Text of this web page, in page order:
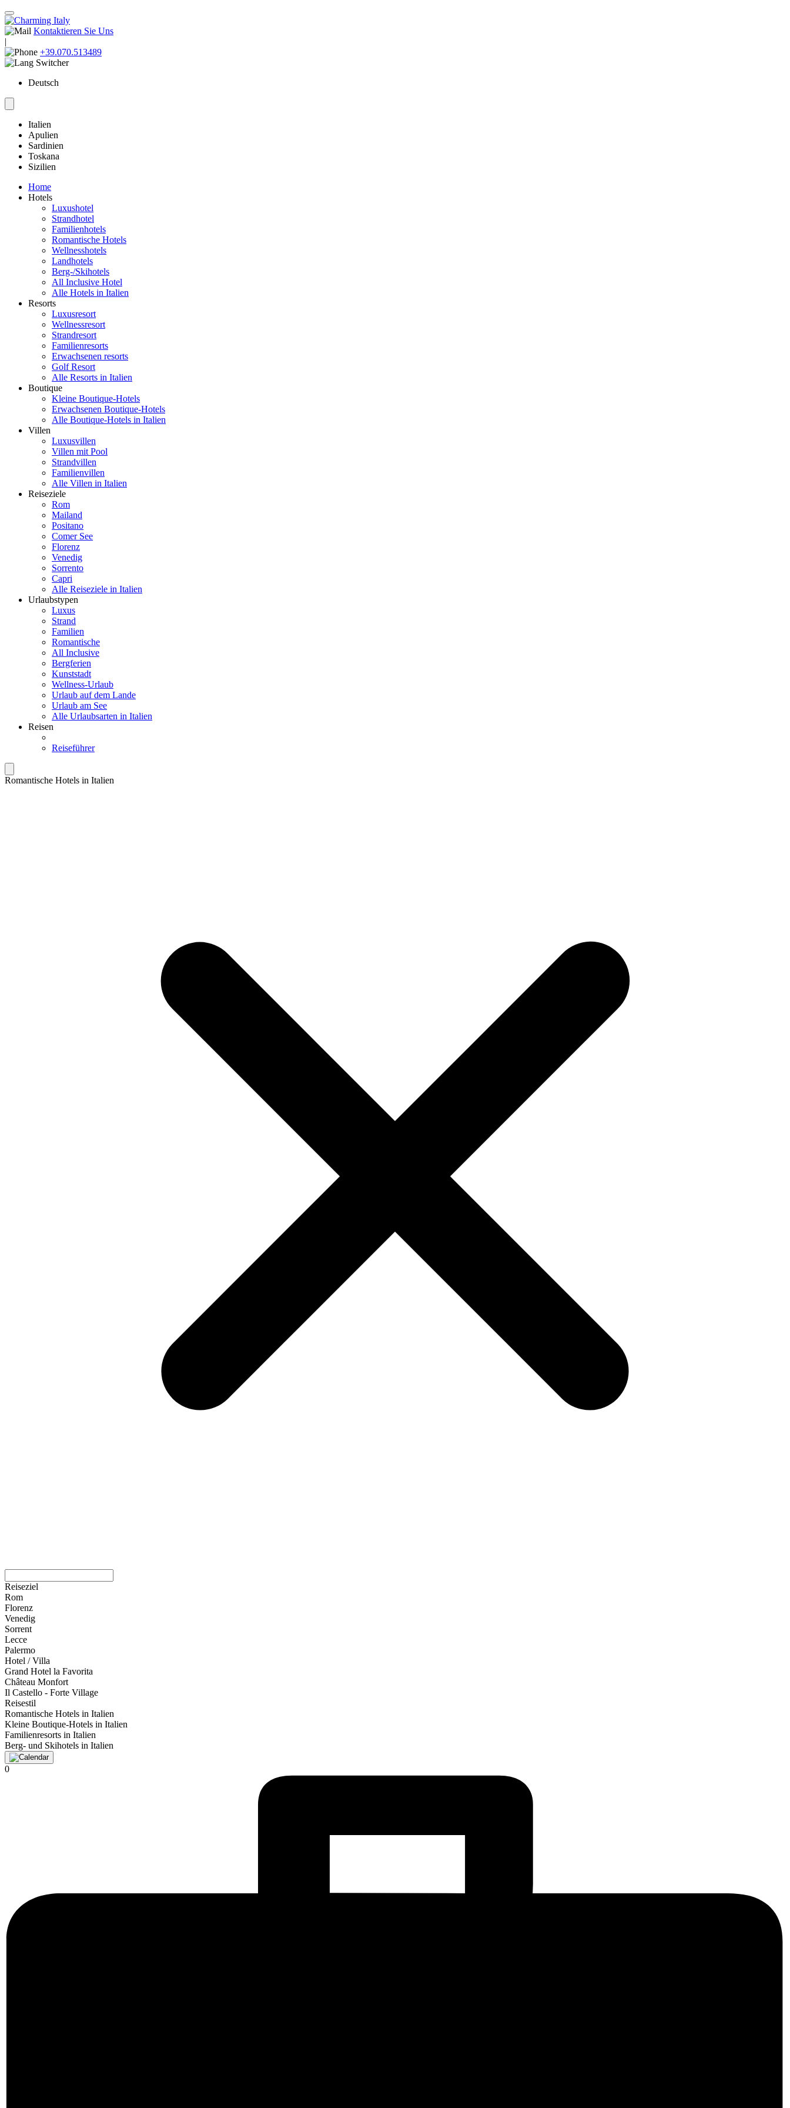
Kontaktieren Sie Uns
|
+39.070.513489
Deutsch
Italien
Apulien
Sardinien
Toskana
Sizilien
Home
Hotels
Luxushotel
Strandhotel
Familienhotels
Romantische Hotels
Wellnesshotels
Landhotels
Berg-/Skihotels
All Inclusive Hotel
Alle Hotels in Italien
Resorts
Luxusresort
Wellnessresort
Strandresort
Familienresorts
Erwachsenen resorts
Golf Resort
Alle Resorts in Italien
Boutique
Kleine Boutique-Hotels
Erwachsenen Boutique-Hotels
Alle Boutique-Hotels in Italien
Villen
Luxusvillen
Villen mit Pool
Strandvillen
Familienvillen
Alle Villen in Italien
Reiseziele
Rom
Mailand
Positano
Comer See
Florenz
Venedig
Sorrento
Capri
Alle Reiseziele in Italien
Urlaubstypen
Luxus
Strand
Familien
Romantische
All Inclusive
Bergferien
Kunststadt
Wellness-Urlaub
Urlaub auf dem Lande
Urlaub am See
Alle Urlaubsarten in Italien
Reisen
Reiseführer
Romantische Hotels in Italien
Reiseziel
Rom
Florenz
Venedig
Sorrent
Lecce
Palermo
Hotel / Villa
Grand Hotel la Favorita
Château Monfort
Il Castello - Forte Village
Reisestil
Romantische Hotels in Italien
Kleine Boutique-Hotels in Italien
Familienresorts in Italien
Berg- und Skihotels in Italien
0